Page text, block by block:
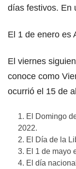
días festivos. En
El 1 de enero es
El viernes
conoce como
ocurrió el 15 de
El Domingo
2022.
El Día de la
El 1 de mayo
El día